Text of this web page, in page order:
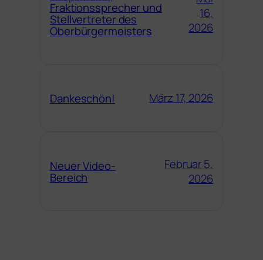
Fraktionssprecher und
Stellvertreter des
Oberbürgermeisters
16,
2026
Dankeschön! März 17, 2026
Neuer Video-
Bereich
Februar 5,
2026